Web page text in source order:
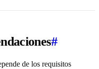
#
de los requisitos